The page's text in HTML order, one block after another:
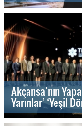
Akçansa’nın
Yarınlar’ ‘Yeşil